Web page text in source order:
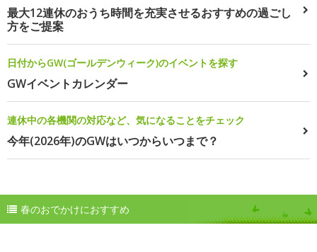
最大12連休のおうち時間を充実させるおすすめの過ごし
方をご提案
日付からGW(ゴールデンウィーク)のイベントを探す
GWイベントカレンダー
連休中の各機関の対応など、気になることをチェック
今年(2026年)のGWはいつからいつまで？
春のおでかけにおすすめ